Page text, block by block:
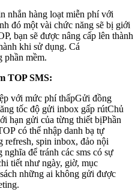
nhắn hàng loạt miễn phí với
đó một vài chức năng sẽ bị giới
bạn sẽ được nâng cấp lên thành
khi sử dụng. Cá
phần mềm.
TOP SMS:
với mức phí thấpGửi đồng
tốc độ gửi inbox gấp rútChủ
hạn gửi của từng thiết bịPhần
có thể nhập danh bạ tự
spin inbox, đảo nội
để tránh các sms có sự
tiết như ngày, giờ, mục
những ai không gửi được